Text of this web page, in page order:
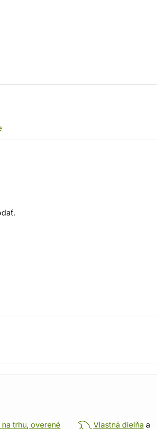
trhu, overené Vlastná dielňa a